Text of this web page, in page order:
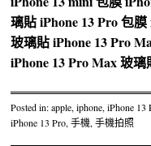
璃貼iPhone 13 Pro 包膜
玻璃貼iPhone 13 Pro
iPhone 13 Pro Max 玻璃
Posted in:apple,iphone,iPhone 13
iPhone 13 Pro,手機,手機拍照